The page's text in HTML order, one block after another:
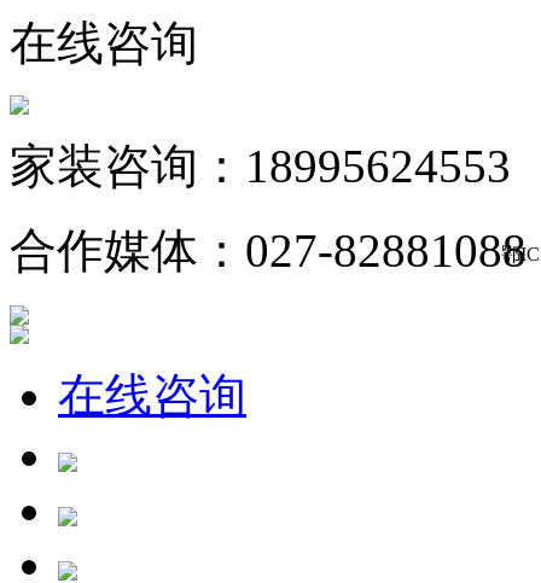
在线咨询
家装咨询：18995624553
合作媒体：027-82881088
鄂
在线咨询